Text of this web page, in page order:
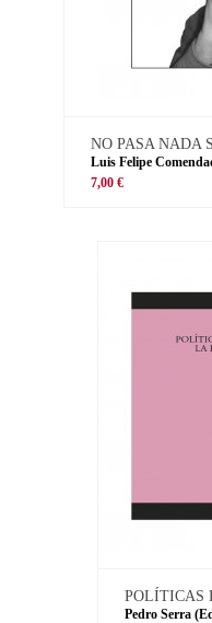
NO PASA NADA
Luis Felipe
7,00 €
POLÍTICAS
Pedro Serra